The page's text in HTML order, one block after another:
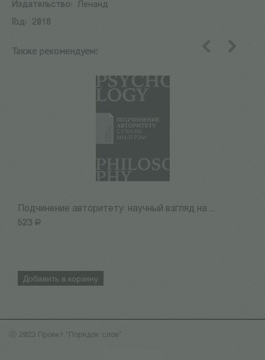
Издательство:
Ленанд
Год:
2018
Также рекомендуем:
Подчинение авторитету: научный взгляд на ...
523 Р
Добавить в корзину
ⓒ 2023 Проект "Порядок слов"